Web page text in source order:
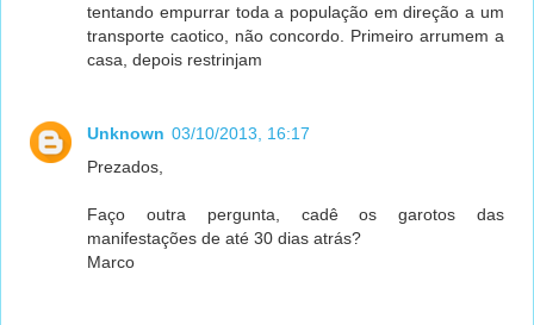
tentando empurrar toda a população em direção a um
transporte caotico, não concordo. Primeiro arrumem a
casa, depois restrinjam
Unknown 03/10/2013, 16:17
Prezados,
Faço outra pergunta, cadê os garotos das
manifestações de até 30 dias atrás?
Marco